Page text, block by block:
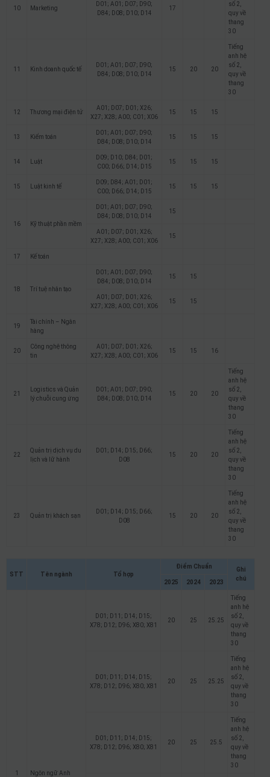
10 Marketing
D01; A01; D07; D90;
D84; D08; D10; D14
17
số 2,
quy về
thang
30
11 Kinh doanh quốc tế
D01; A01; D07; D90;
D84; D08; D10; D14
15 20 20
Tiếng
anh hệ
số 2,
quy về
thang
30
12 Thương mại điện tử
A01; D07; D01; X26;
X27; X28; A00; C01; X06
15 15 15
13 Kiểm toán
D01; A01; D07; D90;
D84; D08; D10; D14
15 15 15
14 Luật
D09; D10; D84; D01;
C00; D66; D14; D15
15 15 15
15 Luật kinh tế
D09; D84; A01; D01;
C00; D66; D14; D15
15 15 15
16 Kỹ thuật phần mềm
D01; A01; D07; D90;
D84; D08; D10; D14
15
A01; D07; D01; X26;
X27; X28; A00; C01; X06
15
17 Kế toán
18 Trí tuệ nhân tạo
D01; A01; D07; D90;
D84; D08; D10; D14
15 15
A01; D07; D01; X26;
X27; X28; A00; C01; X06
15 15
19
Tài chính – Ngân
hàng
20
Công nghệ thông
tin
A01; D07; D01; X26;
X27; X28; A00; C01; X06
15 15 16
21
Logistics và Quản
lý chuỗi cung ứng
D01; A01; D07; D90;
D84; D08; D10; D14
15 20 20
Tiếng
anh hệ
số 2,
quy về
thang
30
22
Quản trị dịch vụ du
lịch và lữ hành
D01; D14; D15; D66;
D08
15 20 20
Tiếng
anh hệ
số 2,
quy về
thang
30
23 Quản trị khách sạn
D01; D14; D15; D66;
D08
15 20 20
Tiếng
anh hệ
số 2,
quy về
thang
30
STT Tên ngành Tổ hợp
Điểm Chuẩn
Ghi
chú
2025 2024 2023
1 Ngôn ngữ Anh
D01; D11; D14; D15;
X78; D12; D96; X80; X81
20 25 25.25
Tiếng
anh hệ
số 2,
quy về
thang
30
D01; D11; D14; D15;
X78; D12; D96; X80; X81
20 25 25.25
Tiếng
anh hệ
số 2,
quy về
thang
30
D01; D11; D14; D15;
X78; D12; D96; X80; X81
20 25 25.5
Tiếng
anh hệ
số 2,
quy về
thang
30